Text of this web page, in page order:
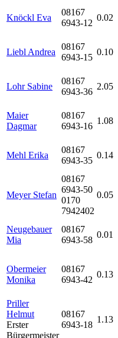
Knöckl Eva
08167
6943-12
0.02
Liebl Andrea
08167
6943-15
0.10
Lohr Sabine
08167
6943-36
2.05
Maier
Dagmar
08167
6943-16
1.08
Mehl Erika
08167
6943-35
0.14
Meyer Stefan
08167
6943-50
0170
7942402
0.05
Neugebauer
Mia
08167
6943-58
0.01
Obermeier
Monika
08167
6943-42
0.13
Priller
Helmut
Erster
Bürgermeister
08167
6943-18
1.13